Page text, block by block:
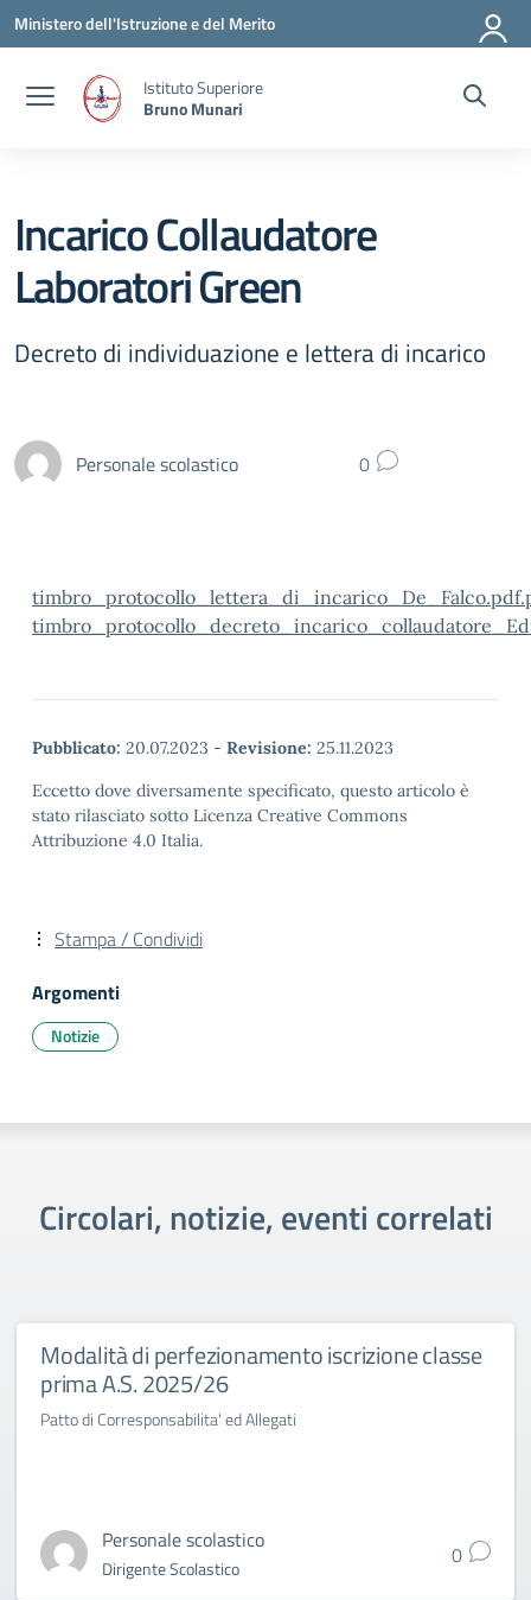
Vai ai contenuti
Vai al menu di navigazione
Vai al footer
Ministero dell'Istruzione e del Merito
Istituto Superiore
Bruno Munari
Incarico Collaudatore
Laboratori Green
Decreto di individuazione e lettera di incarico
Personale scolastico 0
Pubblicato: 20.07.2023 - Revisione: 25.11.2023
Eccetto dove diversamente specificato, questo articolo è
stato rilasciato sotto Licenza Creative Commons
Attribuzione 4.0 Italia.
Stampa / Condividi
Argomenti
Notizie
Circolari, notizie, eventi correlati
Modalità di perfezionamento iscrizione classe
prima A.S. 2025/26
Patto di Corresponsabilita' ed Allegati
Personale scolastico
Dirigente Scolastico 0